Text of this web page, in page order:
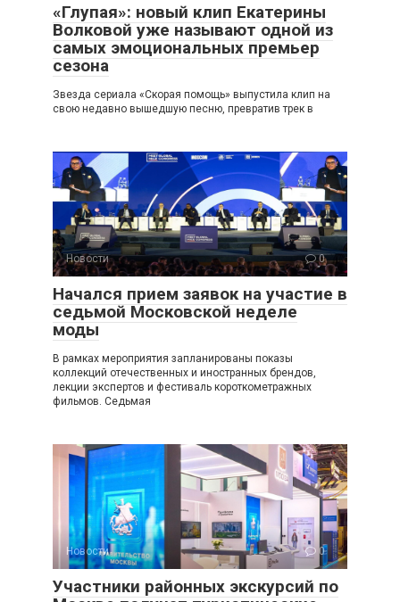
«Глупая»: новый клип Екатерины
Волковой уже называют одной из
самых эмоциональных премьер
сезона
Звезда сериала «Скорая помощь» выпустила клип на
свою недавно вышедшую песню, превратив трек в
Новости 0
Начался прием заявок на участие в
седьмой Московской неделе
моды
В рамках мероприятия запланированы показы
коллекций отечественных и иностранных брендов,
лекции экспертов и фестиваль короткометражных
фильмов. Седьмая
Новости 0
Участники районных экскурсий по